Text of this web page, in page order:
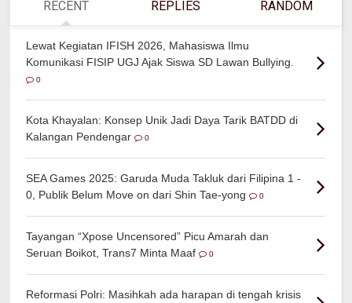
RECENT REPLIES RANDOM
Lewat Kegiatan IFISH 2026, Mahasiswa Ilmu
Komunikasi FISIP UGJ Ajak Siswa SD Lawan Bullying.
0
Kota Khayalan: Konsep Unik Jadi Daya Tarik BATDD di
Kalangan Pendengar
0
SEA Games 2025: Garuda Muda Takluk dari Filipina 1 -
0, Publik Belum Move on dari Shin Tae-yong
0
Tayangan “Xpose Uncensored” Picu Amarah dan
Seruan Boikot, Trans7 Minta Maaf
0
Reformasi Polri: Masihkah ada harapan di tengah krisis